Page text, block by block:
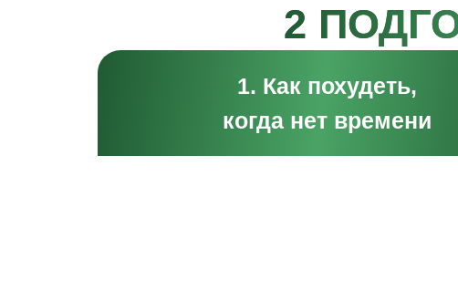
2
1. Как похудеть,
когда нет времени